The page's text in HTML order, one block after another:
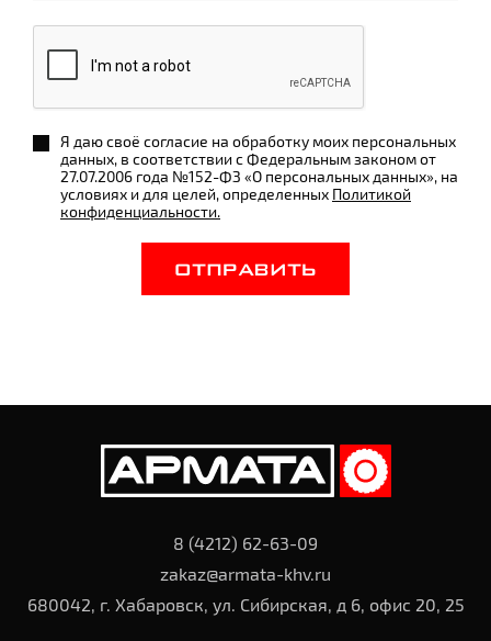
Я даю своё согласие на обработку моих персональных
данных, в соответствии с Федеральным законом от
27.07.2006 года №152-ФЗ «О персональных данных», на
условиях и для целей, определенных Политикой
конфиденциальности.
ОТПРАВИТЬ
8 (4212) 62-63-09
zakaz@armata-khv.ru
680042, г. Хабаровск, ул. Сибирская, д 6, офис 20, 25